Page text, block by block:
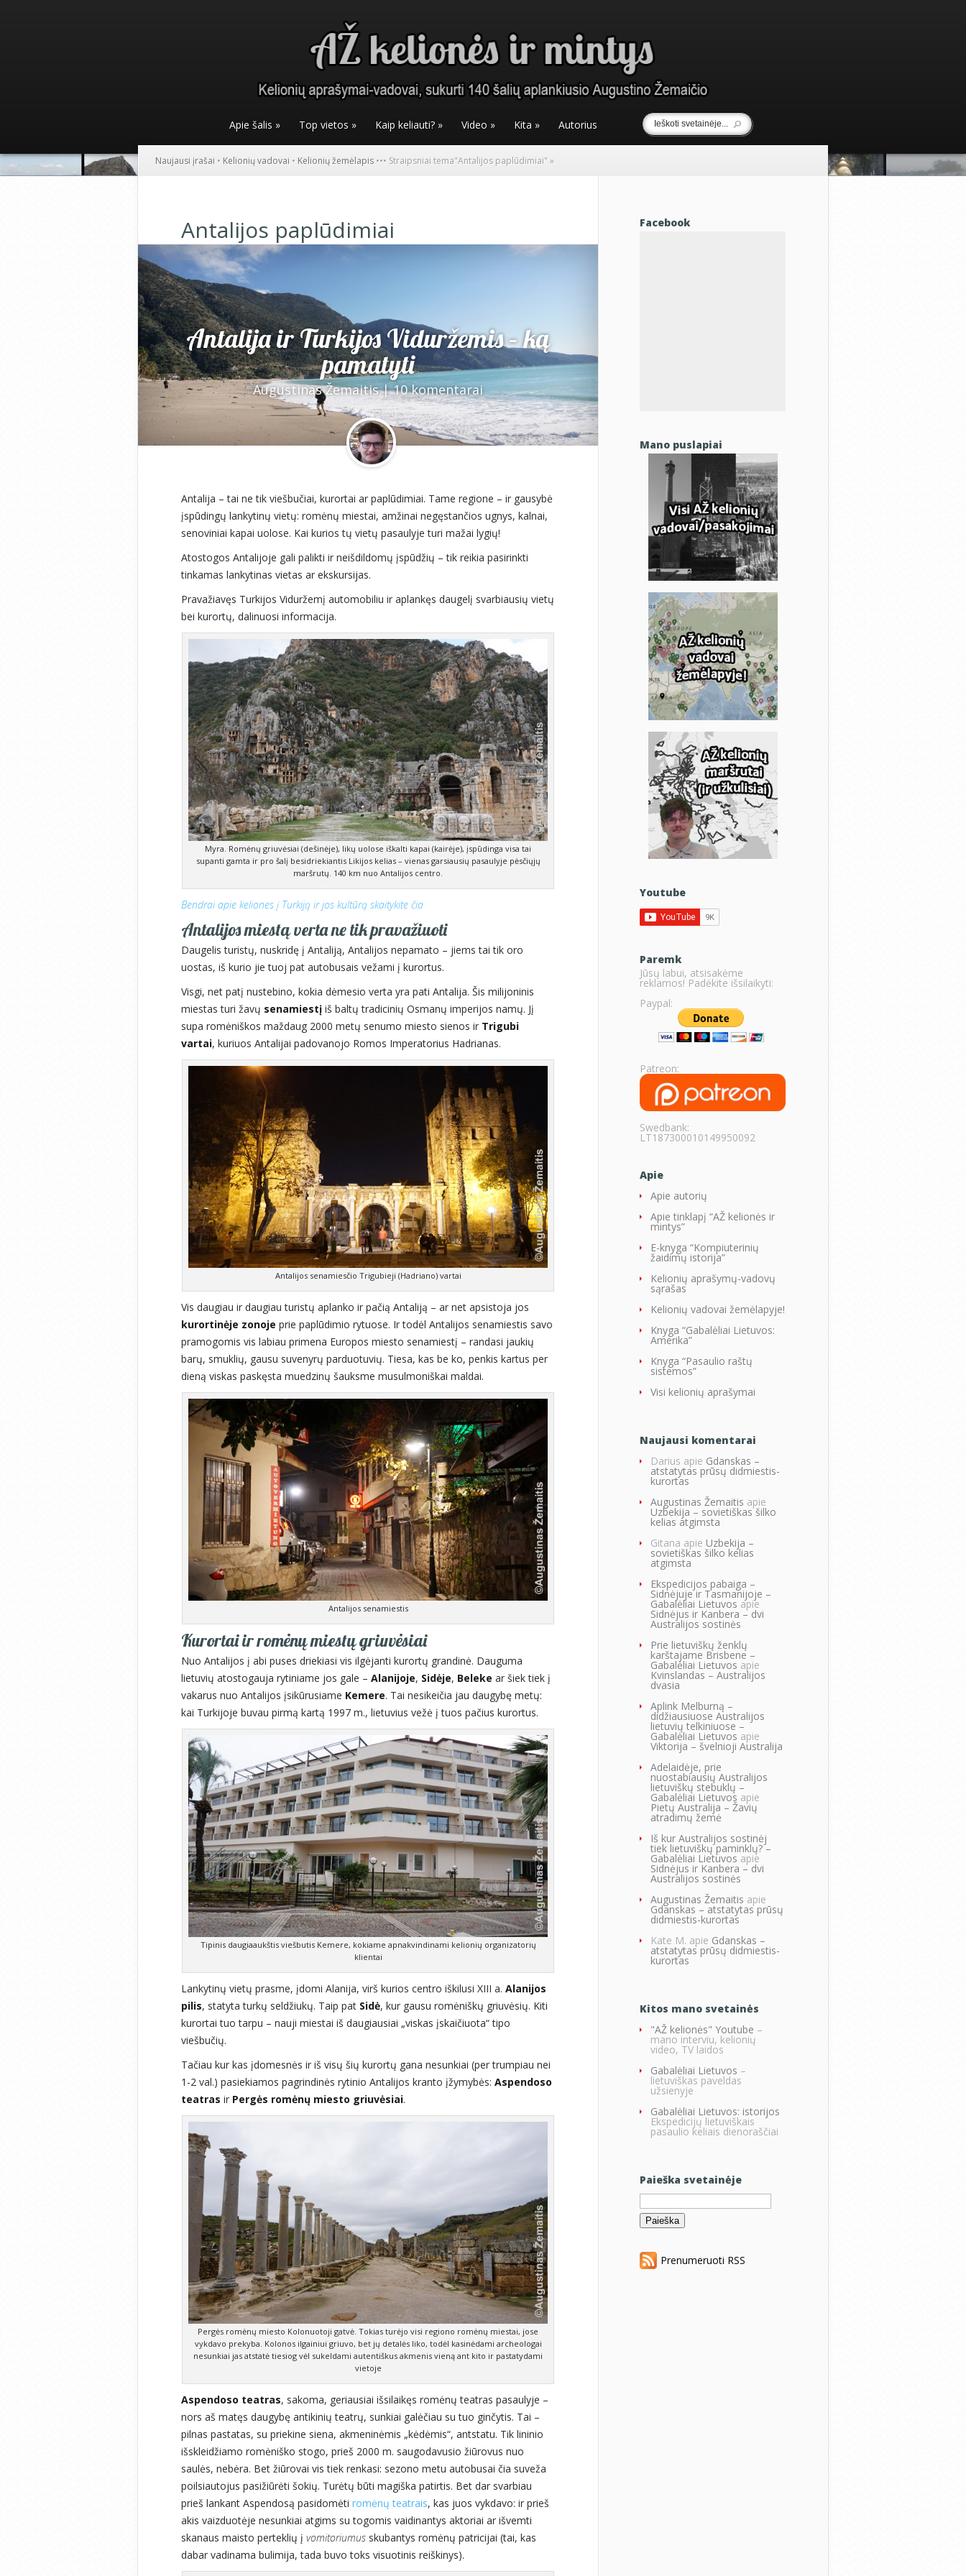
Apie šalis » Top vietos » Kaip keliauti? » Video » Kita » Autorius
Naujausi įrašai • Kelionių vadovai • Kelionių žemėlapis ••• Straipsniai tema"Antalijos paplūdimiai" »
Antalijos paplūdimiai
Antalija ir Turkijos Viduržemis – ką
pamatyti
Augustinas Žemaitis|10 komentarai
Antalija – tai ne tik viešbučiai, kurortai ar paplūdimiai. Tame regione – ir gausybė
įspūdingų lankytinų vietų: romėnų miestai, amžinai negęstančios ugnys, kalnai,
senoviniai kapai uolose. Kai kurios tų vietų pasaulyje turi mažai lygių!
Atostogos Antalijoje gali palikti ir neišdildomų įspūdžių – tik reikia pasirinkti
tinkamas lankytinas vietas ar ekskursijas.
Pravažiavęs Turkijos Viduržemį automobiliu ir aplankęs daugelį svarbiausių vietų
bei kurortų, dalinuosi informacija.
Myra. Romėnų griuvėsiai (dešinėje), likų uolose iškalti kapai (kairėje), įspūdinga visa tai
supanti gamta ir pro šalį besidriekiantis Likijos kelias – vienas garsiausių pasaulyje pėsčiųjų
maršrutų. 140 km nuo Antalijos centro.
Bendrai apie keliones į Turkiją ir jos kultūrą skaitykite čia
Antalijos miestą verta ne tik pravažiuoti
Daugelis turistų, nuskridę į Antaliją, Antalijos nepamato – jiems tai tik oro
uostas, iš kurio jie tuoj pat autobusais vežami į kurortus.
Visgi, net patį nustebino, kokia dėmesio verta yra pati Antalija. Šis milijoninis
miestas turi žavų senamiestį iš baltų tradicinių Osmanų imperijos namų. Jį
supa romėniškos maždaug 2000 metų senumo miesto sienos ir Trigubi
vartai, kuriuos Antalijai padovanojo Romos Imperatorius Hadrianas.
Antalijos senamiesčio Trigubieji (Hadriano) vartai
Vis daugiau ir daugiau turistų aplanko ir pačią Antaliją – ar net apsistoja jos
kurortinėje zonoje prie paplūdimio rytuose. Ir todėl Antalijos senamiestis savo
pramogomis vis labiau primena Europos miesto senamiestį – randasi jaukių
barų, smuklių, gausu suvenyrų parduotuvių. Tiesa, kas be ko, penkis kartus per
dieną viskas paskęsta muedzinų šauksme musulmoniškai maldai.
Antalijos senamiestis
Kurortai ir romėnų miestų griuvėsiai
Nuo Antalijos į abi puses driekiasi vis ilgėjanti kurortų grandinė. Dauguma
lietuvių atostogauja rytiniame jos gale – Alanijoje, Sidėje, Beleke ar šiek tiek į
vakarus nuo Antalijos įsikūrusiame Kemere. Tai nesikeičia jau daugybę metų:
kai Turkijoje buvau pirmą kartą 1997 m., lietuvius vežė į tuos pačius kurortus.
Tipinis daugiaaukštis viešbutis Kemere, kokiame apnakvindinami kelionių organizatorių
klientai
Lankytinų vietų prasme, įdomi Alanija, virš kurios centro iškilusi XIII a. Alanijos
pilis, statyta turkų seldžiukų. Taip pat Sidė, kur gausu romėniškų griuvėsių. Kiti
kurortai tuo tarpu – nauji miestai iš daugiausiai „viskas įskaičiuota“ tipo
viešbučių.
Tačiau kur kas įdomesnės ir iš visų šių kurortų gana nesunkiai (per trumpiau nei
1-2 val.) pasiekiamos pagrindinės rytinio Antalijos kranto įžymybės: Aspendoso
teatras ir Pergės romėnų miesto griuvėsiai.
Pergės romėnų miesto Kolonuotoji gatvė. Tokias turėjo visi regiono romėnų miestai, jose
vykdavo prekyba. Kolonos ilgainiui griuvo, bet jų detalės liko, todėl kasinėdami archeologai
nesunkiai jas atstatė tiesiog vėl sukeldami autentiškus akmenis vieną ant kito ir pastatydami
vietoje
Aspendoso teatras, sakoma, geriausiai išsilaikęs romėnų teatras pasaulyje –
nors aš matęs daugybę antikinių teatrų, sunkiai galėčiau su tuo ginčytis. Tai –
pilnas pastatas, su priekine siena, akmeninėmis „kėdėmis“, antstatu. Tik lininio
išskleidžiamo romėniško stogo, prieš 2000 m. saugodavusio žiūrovus nuo
saulės, nebėra. Bet žiūrovai vis tiek renkasi: sezono metu autobusai čia suveža
poilsiautojus pasižiūrėti šokių. Turėtų būti magiška patirtis. Bet dar svarbiau
prieš lankant Aspendosą pasidomėti romėnų teatrais, kas juos vykdavo: ir prieš
akis vaizduotėje nesunkiai atgims su togomis vaidinantys aktoriai ar išvemti
skanaus maisto perteklių į vomitoriumus skubantys romėnų patricijai (tai, kas
dabar vadinama bulimija, tada buvo toks visuotinis reiškinys).
Facebook
Mano puslapiai
Youtube
Paremk
Jūsų labui, atsisakėme
reklamos! Padėkite išsilaikyti:
Paypal:
Patreon:
Swedbank:
LT187300010149950092
Apie
Apie autorių
Apie tinklapį “AŽ kelionės ir
mintys”
E-knyga “Kompiuterinių
žaidimų istorija”
Kelionių aprašymų-vadovų
sąrašas
Kelionių vadovai žemėlapyje!
Knyga “Gabalėliai Lietuvos:
Amerika”
Knyga “Pasaulio raštų
sistemos”
Visi kelionių aprašymai
Naujausi komentarai
Darius apie Gdanskas –
atstatytas prūsų didmiestis-
kurortas
Augustinas Žemaitis apie
Uzbekija – sovietiškas šilko
kelias atgimsta
Gitana apie Uzbekija –
sovietiškas šilko kelias
atgimsta
Ekspedicijos pabaiga –
Sidnėjuje ir Tasmanijoje –
Gabalėliai Lietuvos apie
Sidnėjus ir Kanbera – dvi
Australijos sostinės
Prie lietuviškų ženklų
karštajame Brisbene –
Gabalėliai Lietuvos apie
Kvinslandas – Australijos
dvasia
Aplink Melburną –
didžiausiuose Australijos
lietuvių telkiniuose –
Gabalėliai Lietuvos apie
Viktorija – švelnioji Australija
Adelaidėje, prie
nuostabiausių Australijos
lietuviškų stebuklų –
Gabalėliai Lietuvos apie
Pietų Australija – Žavių
atradimų žemė
Iš kur Australijos sostinėj
tiek lietuviškų paminklų? –
Gabalėliai Lietuvos apie
Sidnėjus ir Kanbera – dvi
Australijos sostinės
Augustinas Žemaitis apie
Gdanskas – atstatytas prūsų
didmiestis-kurortas
Kate M. apie Gdanskas –
atstatytas prūsų didmiestis-
kurortas
Kitos mano svetainės
"AŽ kelionės" Youtube –
mano interviu, kelionių
video, TV laidos
Gabalėliai Lietuvos –
lietuviškas paveldas
užsienyje
Gabalėliai Lietuvos: istorijos
Ekspedicijų lietuviškais
pasaulio keliais dienoraščiai
Paieška svetainėje
Ieškoti:
Prenumeruoti RSS